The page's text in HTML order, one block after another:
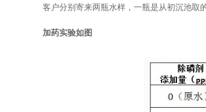
客户分别寄来两瓶水样，一瓶是从初沉池取
加药实验如图